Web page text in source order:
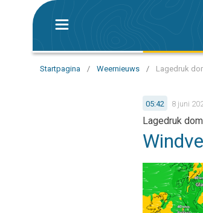
Startpagina / Weernieuws / Lagedruk
05:42 8 juni
Lagedruk